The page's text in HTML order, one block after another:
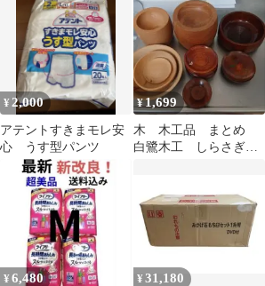
¥2,000
アテントすきまモレ安
心 うす型パンツ
¥1,699
木 木工品 まとめ
白鷺木工 しらさぎ
¥ 6,480 ¥31,180